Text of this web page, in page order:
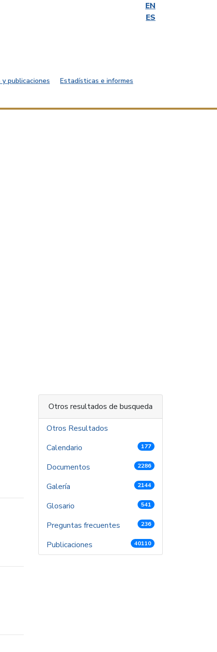
EN
ES
publicaciones Estadísticas e informes
Otros resultados de busqueda
Otros Resultados
Calendario
177
Documentos 2286
Galería 2144
Glosario 541
Preguntas frecuentes 236
Publicaciones 40110